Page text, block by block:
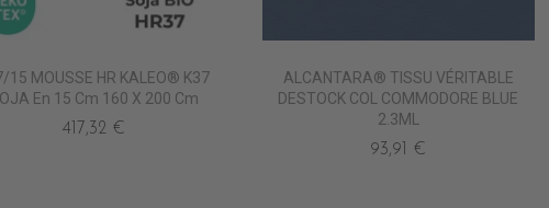
15 MOUSSE HR KALEO® K37
En 15 Cm 160 X 200 Cm
417,32 €
ALCANTARA® TISSU VÉRITABLE
DESTOCK COL COMMODORE BLUE
2.3ML
93,91 €